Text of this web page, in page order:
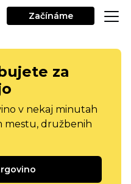
Začínáme
za
v nekaj minutah
mestu, družbenih